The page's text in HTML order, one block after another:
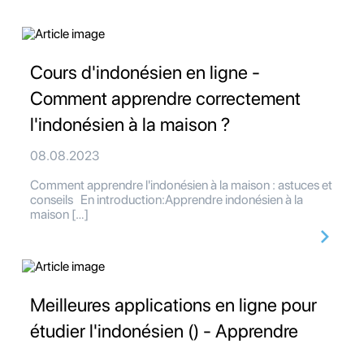
Cours d'indonésien en ligne -
Comment apprendre correctement
l'indonésien à la maison ?
08.08.2023
Comment apprendre l'indonésien à la maison : astuces et
conseils En introduction:Apprendre indonésien à la
maison […]
Meilleures applications en ligne pour
étudier l'indonésien () - Apprendre